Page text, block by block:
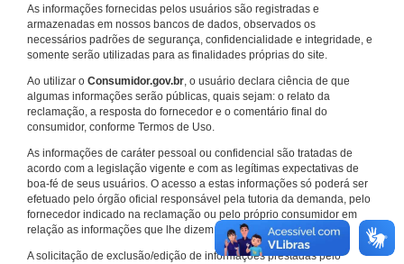
As informações fornecidas pelos usuários são registradas e
armazenadas em nossos bancos de dados, observados os
necessários padrões de segurança, confidencialidade e integridade, e
somente serão utilizadas para as finalidades próprias do site.
Ao utilizar o Consumidor.gov.br, o usuário declara ciência de que
algumas informações serão públicas, quais sejam: o relato da
reclamação, a resposta do fornecedor e o comentário final do
consumidor, conforme Termos de Uso.
As informações de caráter pessoal ou confidencial são tratadas de
acordo com a legislação vigente e com as legítimas expectativas de
boa-fé de seus usuários. O acesso a estas informações só poderá ser
efetuado pelo órgão oficial responsável pela tutoria da demanda, pelo
fornecedor indicado na reclamação ou pelo próprio consumidor em
relação as informações que lhe dizem respeito.
A solicitação de exclusão/edição de informações prestadas pelo